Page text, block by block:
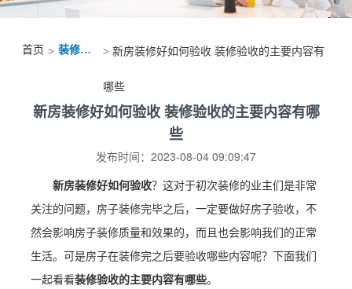
首页 > 装修资讯 > 新房装修好如何验收 装修验收的主要内容有
哪些
新房装修好如何验收 装修验收的主要内容有哪
些
发布时间：2023-08-04 09:09:47
新房装修好如何验收？这对于初次装修的业主们是非常
关注的问题，房子装修完毕之后，一定要做好房子验收，不
然会影响房子装修质量和效果的，而且也会影响我们的正常
生活。可是房子在装修完之后要验收哪些内容呢？下面我们
一起看看装修验收的主要内容有哪些。